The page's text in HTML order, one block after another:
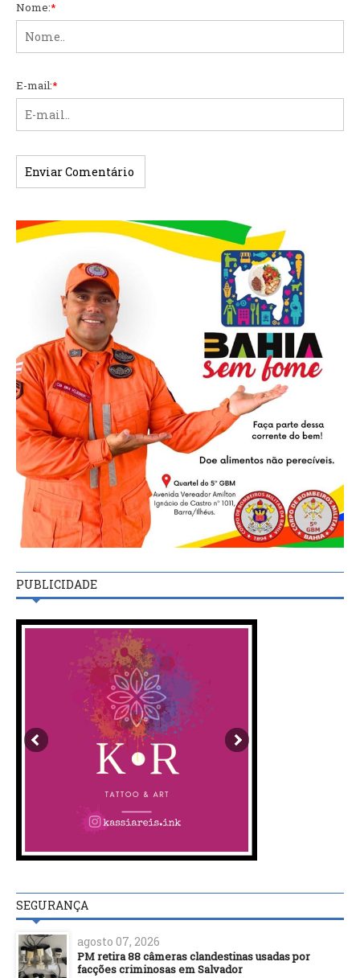
Nome:*
E-mail:*
PUBLICIDADE
SEGURANÇA
agosto 07, 2026
PM retira 88 câmeras clandestinas usadas por
facções criminosas em Salvador